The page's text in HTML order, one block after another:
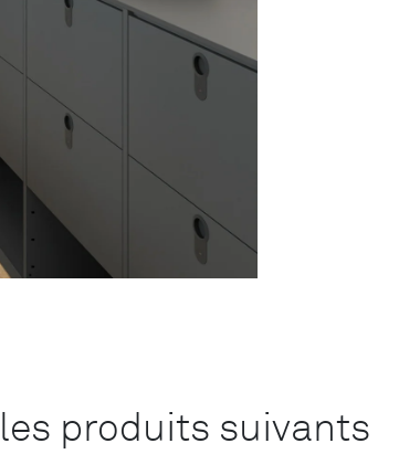
produits suivants